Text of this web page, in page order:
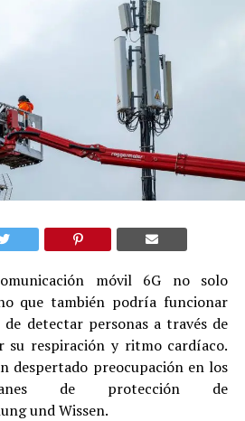
móvil 6G no solo
que también podría funcionar
detectar personas a través de
su respiración y ritmo cardíaco.
despertado preocupación en los
de protección de
und Wissen.